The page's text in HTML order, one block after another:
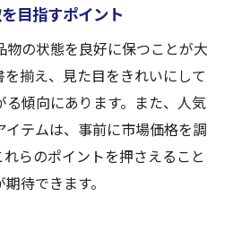
目指すポイント
の状態を良好に保つことが大
揃え、見た目をきれいにして
傾向にあります。また、人気
イテムは、事前に市場価格を調
らのポイントを押さえること
待できます。